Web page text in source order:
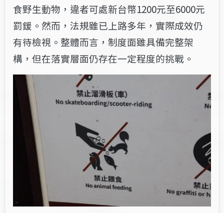
食野生動物，違者可處新台幣1200元至6000元
罰鍰。然而，法規雖已上路多年，實際成效仍
有待檢視。整體而言，制度面雖具備完整架
構，但在落實層面仍存在一定程度的挑戰。